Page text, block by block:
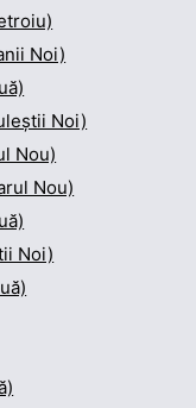
Noi)
Noi)
Nou)
Nou)
Noi)